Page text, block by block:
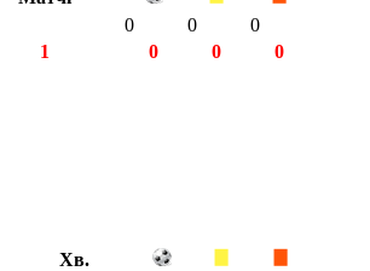
0 0
0
1 0 0 0
Хв.